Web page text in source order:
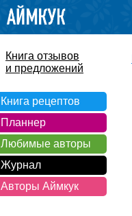
Книга отзывов
и предложений
Книга рецептов
Планнер
Любимые авторы
Журнал
Авторы Аймкук